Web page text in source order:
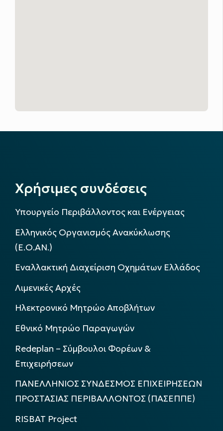
Χρήσιμες συνδέσεις
Υπουργείο Περιβάλλοντος και Ενέργειας
Ελληνικός Οργανισμός Ανακύκλωσης
(Ε.Ο.ΑΝ.)
Εναλλακτική Διαχείριση Οχημάτων Ελλάδος
Λιμενικές Αρχές
Ηλεκτρονικό Μητρώο Αποβλήτων
Εθνικό Μητρώο Παραγωγών
Redeplan – Σύμβουλοι Φορέων &
Επιχειρήσεων
ΠΑΝΕΛΛΗΝΙΟΣ ΣΥΝΔΕΣΜΟΣ ΕΠΙΧΕΙΡΗΣΕΩΝ
ΠΡΟΣΤΑΣΙΑΣ ΠΕΡΙΒΑΛΛΟΝΤΟΣ (ΠΑΣΕΠΠΕ)
RISBAT Project